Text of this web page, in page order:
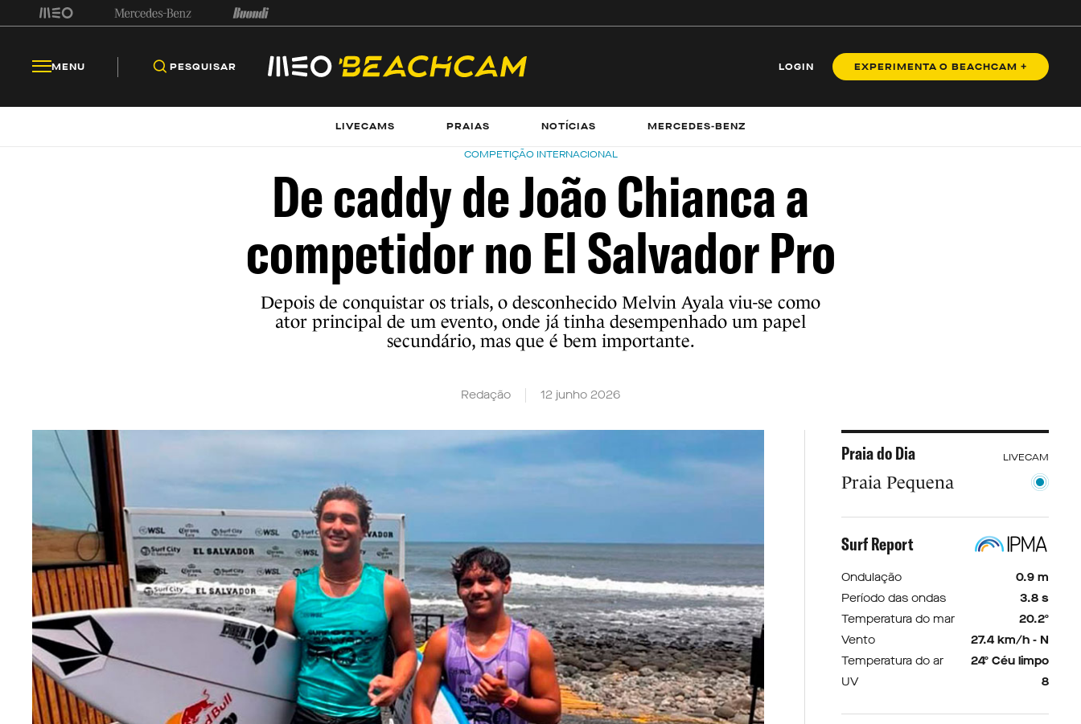
MENU PESQUISAR LOGIN EXPERIMENTA O BEACHCAM +
LIVECAMS PRAIAS NOTÍCIAS MERCEDES-BENZ
COMPETIÇÃO INTERNACIONAL
De caddy de João Chianca a
competidor no El Salvador Pro
Depois de conquistar os trials, o desconhecido Melvin Ayala viu-se como
ator principal de um evento, onde já tinha desempenhado um papel
secundário, mas que é bem importante.
Redação 12 junho 2026
Praia do Dia LIVECAM
Praia Pequena
Surf Report
Ondulação
0.9 m
Período das ondas
3.8 s
Temperatura do mar
20.2º
Vento
27.4 km/h - N
Temperatura do ar
24º Céu limpo
UV
8